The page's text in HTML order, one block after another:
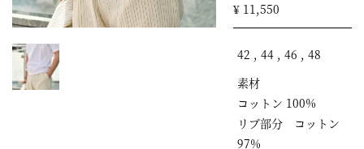
¥ 11,550
42 , 44 , 46 , 48
素材
コットン 100%
リブ部分 コットン
97%